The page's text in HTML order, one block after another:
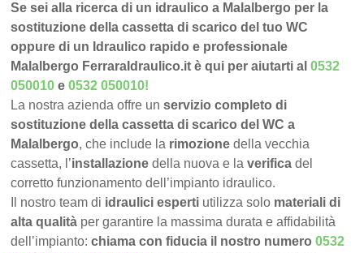
Se sei alla ricerca di un idraulico a Malalbergo per la
sostituzione della cassetta di scarico del tuo WC
oppure di un Idraulico rapido e professionale
Malalbergo FerraraIdraulico.it è qui per aiutarti al0532
050010 e0532 050010!
La nostra azienda offre unservizio completo di
sostituzione della cassetta di scarico del WC a
Malalbergo, che include la rimozione della vecchia
cassetta, l’installazione della nuova e laverifica del
corretto funzionamento dell’impianto idraulico.
Il nostro team di idraulici esperti utilizza solo materiali di
alta qualità per garantire la massima durata e affidabilità
dell’impianto:chiama con fiducia il nostro numero0532